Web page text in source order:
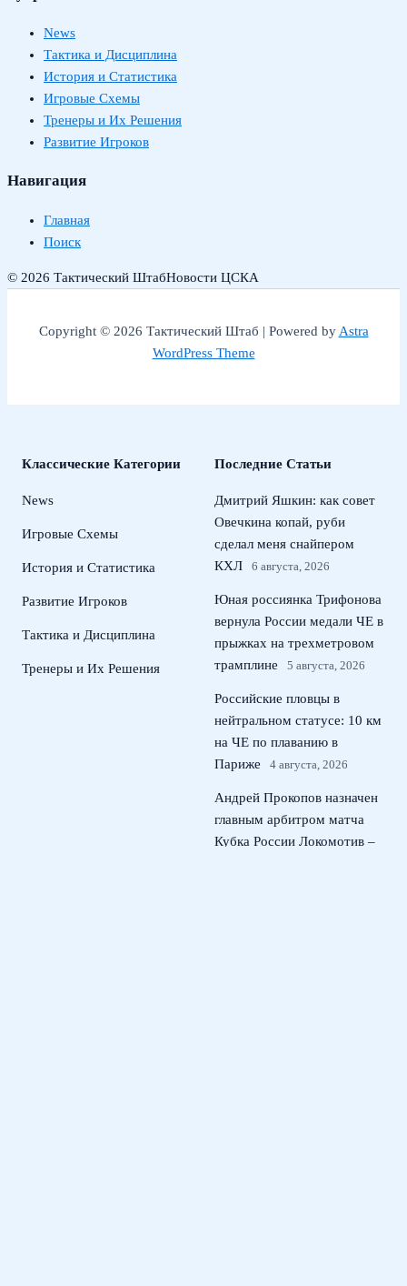
News
Тактика и Дисциплина
История и Статистика
Игровые Схемы
Тренеры и Их Решения
Развитие Игроков
Навигация
Главная
Поиск
© 2026 Тактический ШтабНовости ЦСКА
Copyright © 2026 Тактический Штаб | Powered byAstra
WordPress Theme
Классические Категории
News
Игровые Схемы
История и Статистика
Развитие Игроков
Тактика и Дисциплина
Тренеры и Их Решения
Последние Статьи
Дмитрий Яшкин: как совет
Овечкина копай, руби
сделал меня снайпером
КХЛ
6 августа, 2026
Юная россиянка Трифонова
вернула России медали ЧЕ в
прыжках на трехметровом
трамплине
5 августа, 2026
Российские пловцы в
нейтральном статусе: 10 км
на ЧЕ по плаванию в
Париже
4 августа, 2026
Андрей Прокопов назначен
главным арбитром матча
Кубка России Локомотив –